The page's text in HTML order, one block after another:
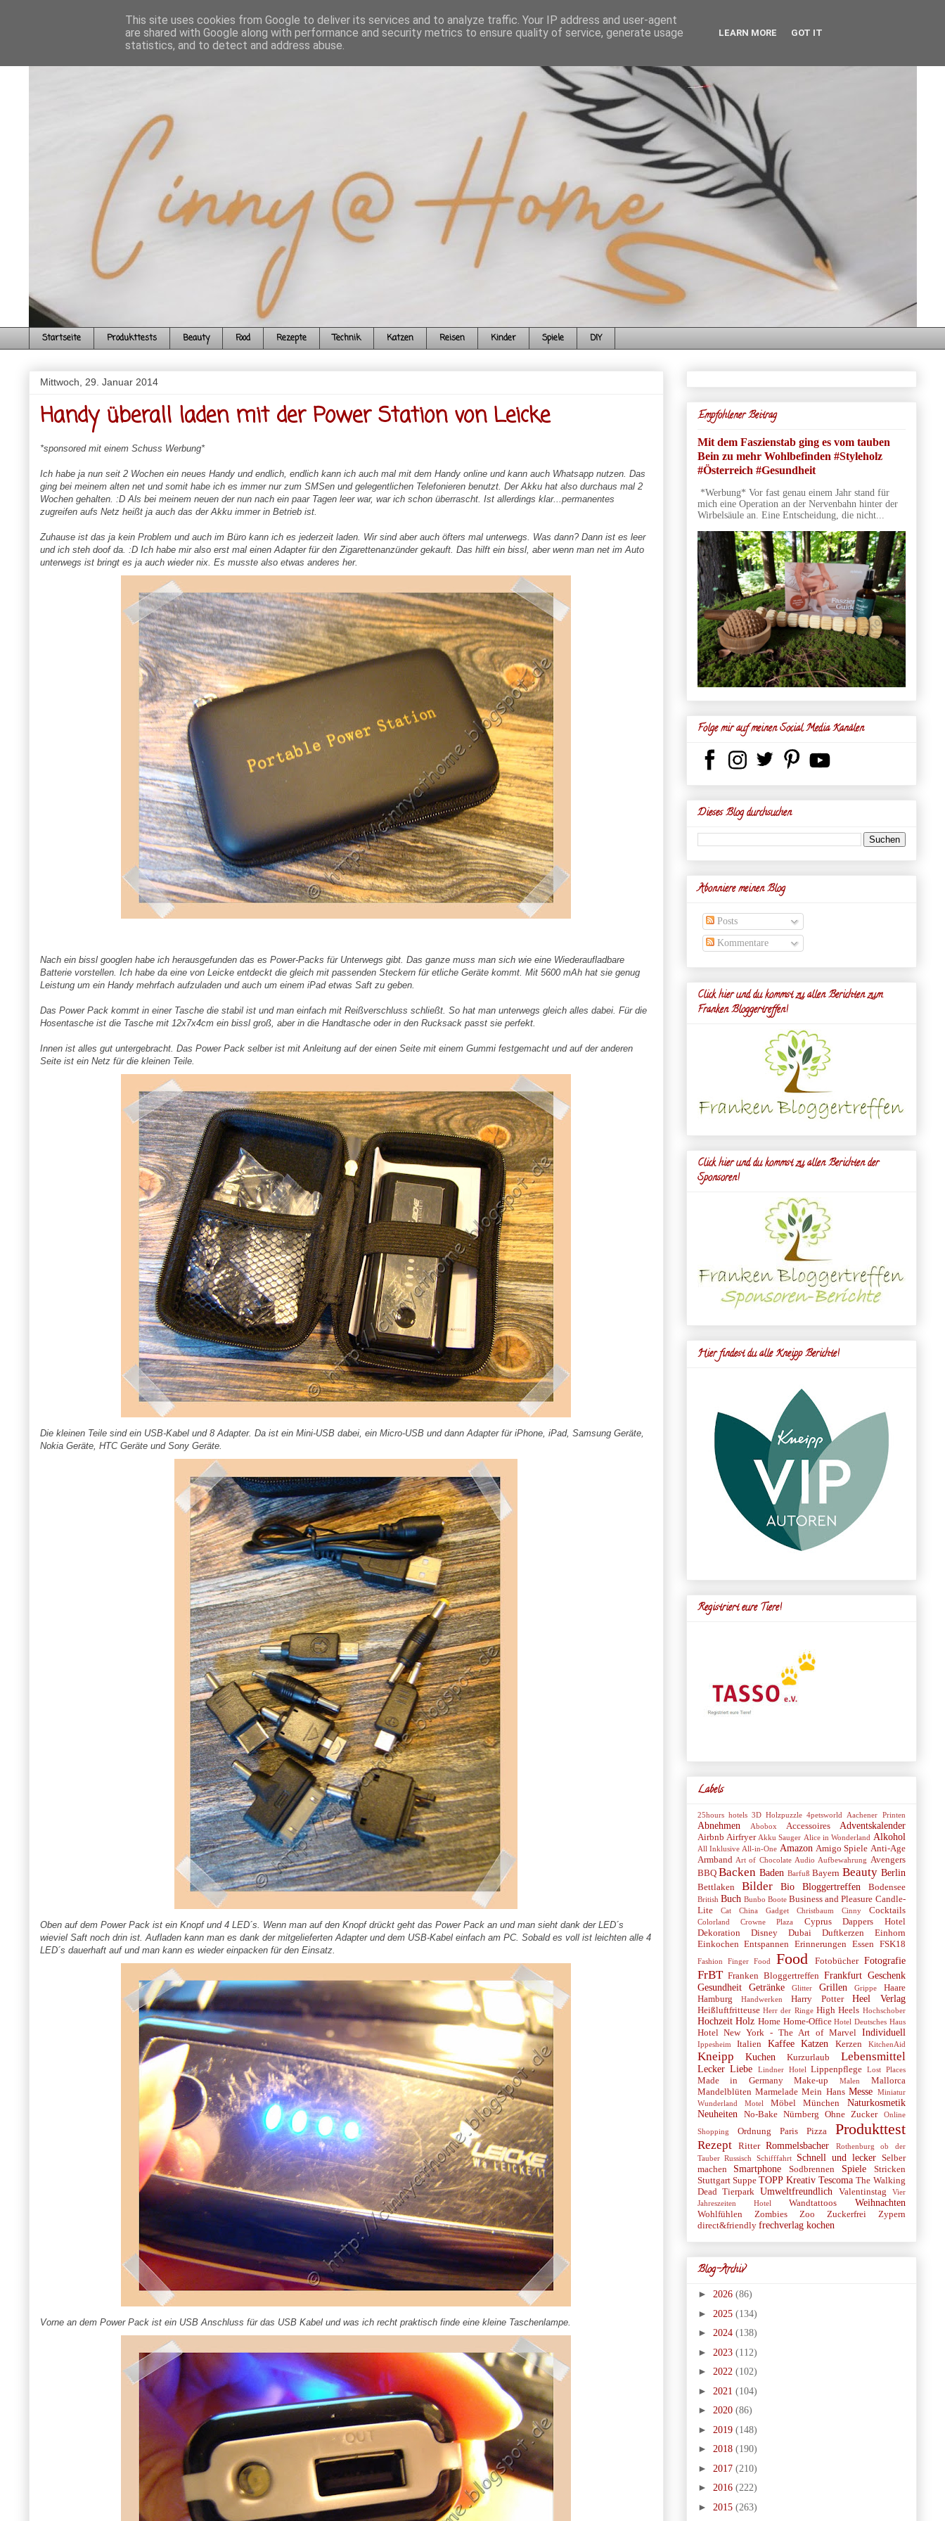
Startseite Produkttests Beauty Food Rezepte Technik Katzen Reisen Kinder Spiele DIY
Mittwoch, 29. Januar 2014
Handy überall laden mit der Power Station von Leicke
*sponsored mit einem Schuss Werbung*
Ich habe ja nun seit 2 Wochen ein neues Handy und endlich, endlich kann ich auch mal mit dem Handy online und kann auch Whatsapp nutzen. Das
ging bei meinem alten net und somit habe ich es immer nur zum SMSen und gelegentlichen Telefonieren benutzt. Der Akku hat also durchaus mal 2
Wochen gehalten. :D Als bei meinem neuen der nun nach ein paar Tagen leer war, war ich schon überrascht. Ist allerdings klar...permanentes
zugreifen aufs Netz heißt ja auch das der Akku immer in Betrieb ist.
Zuhause ist das ja kein Problem und auch im Büro kann ich es jederzeit laden. Wir sind aber auch öfters mal unterwegs. Was dann? Dann ist es leer
und ich steh doof da. :D Ich habe mir also erst mal einen Adapter für den Zigarettenanzünder gekauft. Das hilft ein bissl, aber wenn man net im Auto
unterwegs ist bringt es ja auch wieder nix. Es musste also etwas anderes her.
Nach ein bissl googlen habe ich herausgefunden das es Power-Packs für Unterwegs gibt. Das ganze muss man sich wie eine Wiederaufladbare
Batterie vorstellen. Ich habe da eine von Leicke entdeckt die gleich mit passenden Steckern für etliche Geräte kommt. Mit 5600 mAh hat sie genug
Leistung um ein Handy mehrfach aufzuladen und auch um einem iPad etwas Saft zu geben.
Das Power Pack kommt in einer Tasche die stabil ist und man einfach mit Reißverschluss schließt. So hat man unterwegs gleich alles dabei. Für die
Hosentasche ist die Tasche mit 12x7x4cm ein bissl groß, aber in die Handtasche oder in den Rucksack passt sie perfekt.
Innen ist alles gut untergebracht. Das Power Pack selber ist mit Anleitung auf der einen Seite mit einem Gummi festgemacht und auf der anderen
Seite ist ein Netz für die kleinen Teile.
Die kleinen Teile sind ein USB-Kabel und 8 Adapter. Da ist ein Mini-USB dabei, ein Micro-USB und dann Adapter für iPhone, iPad, Samsung Geräte,
Nokia Geräte, HTC Geräte und Sony Geräte.
Oben auf dem Power Pack ist ein Knopf und 4 LED´s. Wenn man auf den Knopf drückt geht das Power Pack an und man sieht dank der LED´s
wieviel Saft noch drin ist. Aufladen kann man es dank der mitgelieferten Adapter und dem USB-Kabel einfach am PC. Sobald es voll ist leichten alle 4
LED´s dauerhaft auf und man kann es wieder einpacken für den Einsatz.
Vorne an dem Power Pack ist ein USB Anschluss für das USB Kabel und was ich recht praktisch finde eine kleine Taschenlampe.
Empfohlener Beitrag
Mit dem Faszienstab ging es vom tauben
Bein zu mehr Wohlbefinden #Styleholz
#Österreich #Gesundheit
*Werbung* Vor fast genau einem Jahr stand für
mich eine Operation an der Nervenbahn hinter der
Wirbelsäule an. Eine Entscheidung, die nicht...
Folge mir auf meinen Social Media Kanälen
Dieses Blog durchsuchen
Abonniere meinen Blog
Posts
Kommentare
Click hier und du kommst zu allen Berichten zum
Franken Bloggertreffen!
Click hier und du kommst zu allen Berichten der
Sponsoren!
Hier findest du alle Kneipp Berichte!
Registriert eure Tiere!
Labels
25hours hotels 3D Holzpuzzle 4petsworld Aachener Printen
Abnehmen Abobox Accessoires Adventskalender
Airbnb Airfryer Akku Sauger Alice in Wonderland Alkohol
All Inklusive All-in-One Amazon Amigo Spiele Anti-Age
Armband Art of Chocolate Audio Aufbewahrung Avengers
BBQ Backen Baden Barfuß Bayern Beauty Berlin
Bettlaken Bilder Bio Bloggertreffen Bodensee
British Buch Bunbo Boote Business and Pleasure Candle-
Lite
Cat China Gadget Christbaum Cinny Cocktails
Colorland Crowne Plaza Cyprus
Dappers Hotel
Dekoration
Disney Dubai Duftkerzen
Einhorn
Einkochen Entspannen Erinnerungen Essen FSK18
Fashion Finger Food Food Fotobücher Fotografie
FrBT Franken Bloggertreffen Frankfurt Geschenk
Gesundheit
Getränke Glitter Grillen Grippe
Haare
Hamburg
Handwerken Harry Potter Heel Verlag
Heißluftfritteuse Herr der Ringe High Heels Hochschober
Hochzeit Holz Home Home-Office Hotel Deutsches Haus
Hotel New York - The Art of Marvel Individuell
Ippesheim Italien Kaffee Katzen Kerzen KitchenAid
Kneipp Kuchen Kurzurlaub Lebensmittel
Lecker Liebe Lindner Hotel Lippenpflege Lost Places
Made in Germany Make-up Malen
Mallorca
Mandelblüten Marmelade Mein Hans Messe Miniatur
Wunderland
Motel Möbel München
Naturkosmetik
Neuheiten
No-Bake Nürnberg Ohne Zucker
Online
Shopping
Ordnung Paris Pizza Produkttest
Rezept Ritter Rommelsbacher
Rothenburg ob der
Tauber Russisch Schifffahrt Schnell und lecker Selber
machen
Smartphone Sodbrennen Spiele
Stricken
Stuttgart Suppe TOPP Kreativ Tescoma The Walking
Dead Tierpark Umweltfreundlich Valentinstag
Vier
Jahreszeiten Hotel
Wandtattoos Weihnachten
Wohlfühlen Zombies Zoo Zuckerfrei
Zypern
direct&friendly frechverlag kochen
Blog-Archiv
► 2026 (86)
► 2025 (134)
► 2024 (138)
► 2023 (112)
► 2022 (102)
► 2021 (104)
► 2020 (86)
► 2019 (148)
► 2018 (190)
► 2017 (210)
► 2016 (222)
► 2015 (263)
This site uses cookies from Google to deliver its services and to analyze traffic. Your IP address and user-agent
are shared with Google along with performance and security metrics to ensure quality of service, generate usage
statistics, and to detect and address abuse.
LEARN MORE GOT IT